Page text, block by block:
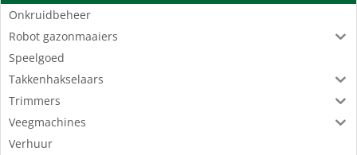
Onkruidbeheer
Robot gazonmaaiers
Speelgoed
Takkenhakselaars
Trimmers
Veegmachines
Verhuur